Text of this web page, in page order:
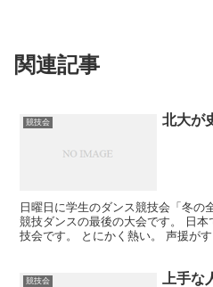
関連記事
競技会 北大が
日曜日に学生のダンス競技会「冬の
競技ダンスの最後の大会です。 日
技会です。 とにかく熱い。 声援が
競技会 上手